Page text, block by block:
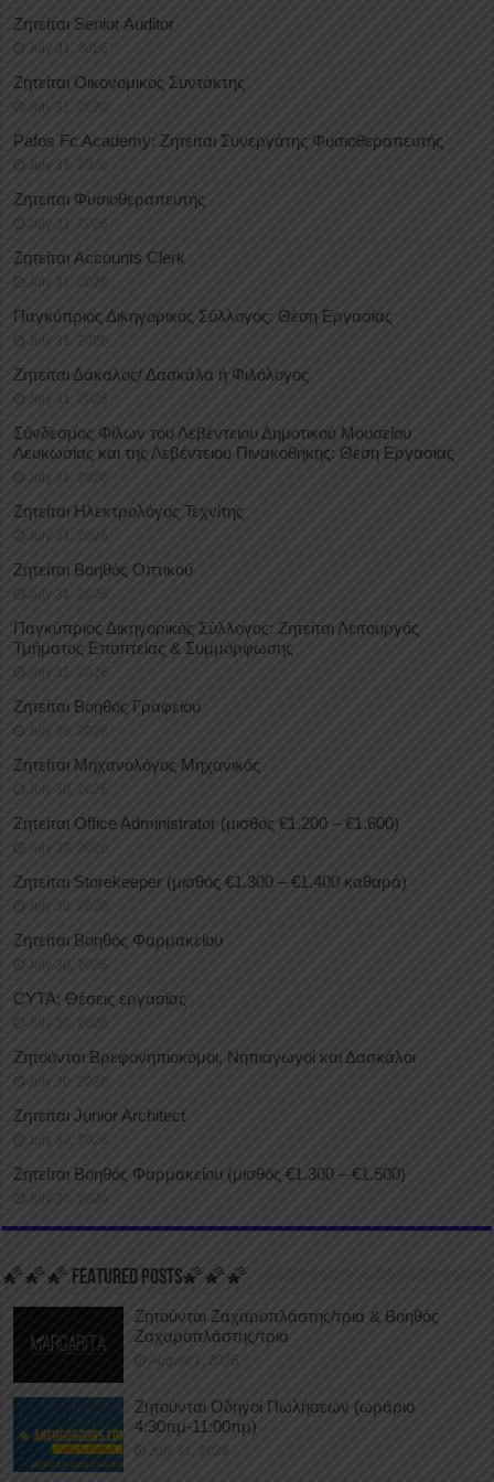
Ζητείται Senior Auditor
July 31, 2026
Ζητείται Οικονομικός Συντάκτης
July 31, 2026
Pafos Fc Academy: Ζητείται Συνεργάτης Φυσιοθεραπευτής
July 31, 2026
Ζητείται Φυσιοθεραπευτής
July 31, 2026
Ζητείται Accounts Clerk
July 31, 2026
Παγκύπριος Δικηγορικός Σύλλογος: Θέση Εργασίας
July 31, 2026
Ζητείται Δάκαλος/ Δασκάλα ή Φιλόλογος
July 31, 2026
Σύνδεσμος Φίλων του Λεβέντειου Δημοτικού Μουσείου
Λευκωσίας και της Λεβέντειου Πινακοθήκης: Θέση Εργασίας
July 31, 2026
Ζητείται Ηλεκτρολόγος Τεχνίτης
July 31, 2026
Ζητείται Βοηθός Οπτικού
July 31, 2026
Παγκύπριος Δικηγορικός Σύλλογος: Ζητείται Λειτουργός
Τμήματος Εποπτείας & Συμμόρφωσης
July 31, 2026
Ζητείται Βοηθός Γραφείου
July 30, 2026
Ζητείται Μηχανολόγος Μηχανικός
July 30, 2026
Ζητείται Office Administrator (μισθός €1.200 – €1.600)
July 30, 2026
Ζητείται Storekeeper (μισθός €1.300 – €1.400 καθαρά)
July 30, 2026
Ζητείται Βοηθός Φαρμακείου
July 30, 2026
CYTA: Θέσεις εργασίας
July 30, 2026
Ζητούνται Βρεφονηπιοκόμοι, Νηπιαγωγοί και Δασκάλοι
July 30, 2026
Ζητείται Junior Architect
July 30, 2026
Ζητείται Βοηθός Φαρμακείου (μισθός €1.300 – €1.500)
July 30, 2026
🌠🌠🌠 FEATURED POSTS🌠🌠🌠
Ζητούνται Ζαχαροπλάστης/τρια & Βοηθός
Ζαχαροπλάστης/τρια
August 1, 2026
Ζητούνται Οδηγοί Πωλήσεων (ωράριο
4:30πμ-11:00πμ)
July 31, 2026